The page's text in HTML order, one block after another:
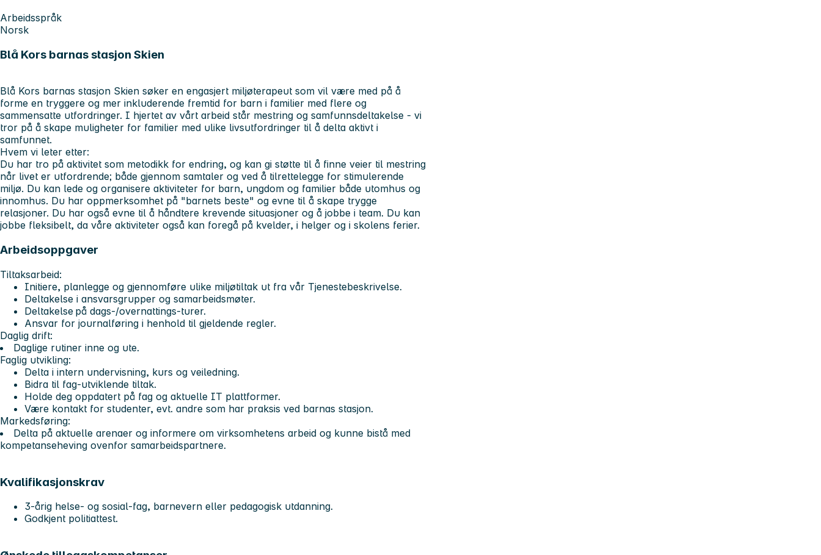
Arbeidsspråk
Norsk
Blå Kors barnas stasjon Skien
Blå Kors barnas stasjon Skien søker en engasjert miljøterapeut som vil være med på å
forme en tryggere og mer inkluderende fremtid for barn i familier med flere og
sammensatte utfordringer. I hjertet av vårt arbeid står mestring og samfunnsdeltakelse - vi
tror på å skape muligheter for familier med ulike livsutfordringer til å delta aktivt i
samfunnet.
Hvem vi leter etter:
Du har tro på aktivitet som metodikk for endring, og kan gi støtte til å finne veier til mestring
når livet er utfordrende; både gjennom samtaler og ved å tilrettelegge for stimulerende
miljø. Du kan lede og organisere aktiviteter for barn, ungdom og familier både utomhus og
innomhus. Du har oppmerksomhet på "barnets beste" og evne til å skape trygge
relasjoner. Du har også evne til å håndtere krevende situasjoner og å jobbe i team. Du kan
jobbe fleksibelt, da våre aktiviteter også kan foregå på kvelder, i helger og i skolens ferier.
Arbeidsoppgaver
Tiltaksarbeid:
Initiere, planlegge og gjennomføre ulike miljøtiltak ut fra vår Tjenestebeskrivelse.
Deltakelse i ansvarsgrupper og samarbeidsmøter.
Deltakelse på dags-/overnattings-turer.
Ansvar for journalføring i henhold til gjeldende regler.
Daglig drift:
Daglige rutiner inne og ute.
Faglig utvikling:
Delta i intern undervisning, kurs og veiledning.
Bidra til fag-utviklende tiltak.
Holde deg oppdatert på fag og aktuelle IT plattformer.
Være kontakt for studenter, evt. andre som har praksis ved barnas stasjon.
Markedsføring:
Delta på aktuelle arenaer og informere om virksomhetens arbeid og kunne bistå med
kompetanseheving ovenfor samarbeidspartnere.
Kvalifikasjonskrav
3-årig helse- og sosial-fag, barnevern eller pedagogisk utdanning.
Godkjent politiattest.